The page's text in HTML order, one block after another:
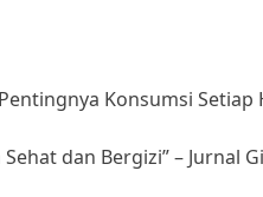
Konsumsi Setiap
dan Bergizi” – Jurnal